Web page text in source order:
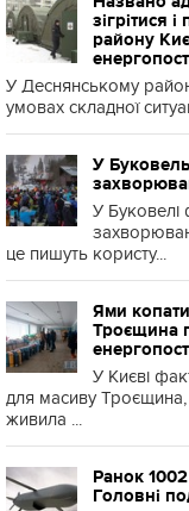
зігрітися
району
У Деснянському
умовах складної
У
У Буковелі
це пишуть користу...
Ями
Троєщина
У Києві
для масиву
живила ...
Ранок
Головні